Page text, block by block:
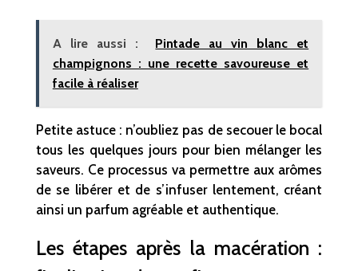
A lire aussi :
Pintade au vin blanc et
champignons : une recette savoureuse et
facile à réaliser
Petite astuce : n’oubliez pas de secouer le bocal
tous les quelques jours pour bien mélanger les
saveurs. Ce processus va permettre aux arômes
de se libérer et de s’infuser lentement, créant
ainsi un parfum agréable et authentique.
Les étapes après la macération :